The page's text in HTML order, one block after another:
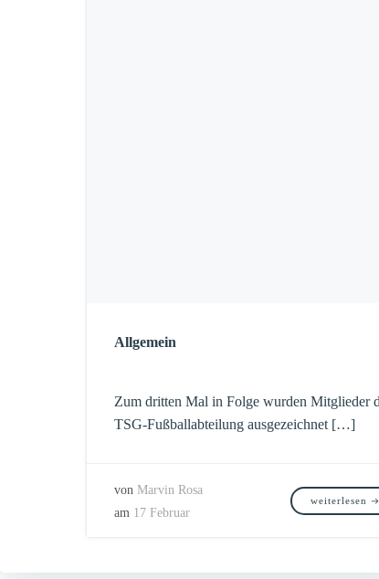
Allgemein
Zum dritten Mal in Folge wurden Mitglieder
TSG-Fußballabteilung ausgezeichnet […]
von Marvin Rosa
am 17 Februar
weiterlesen